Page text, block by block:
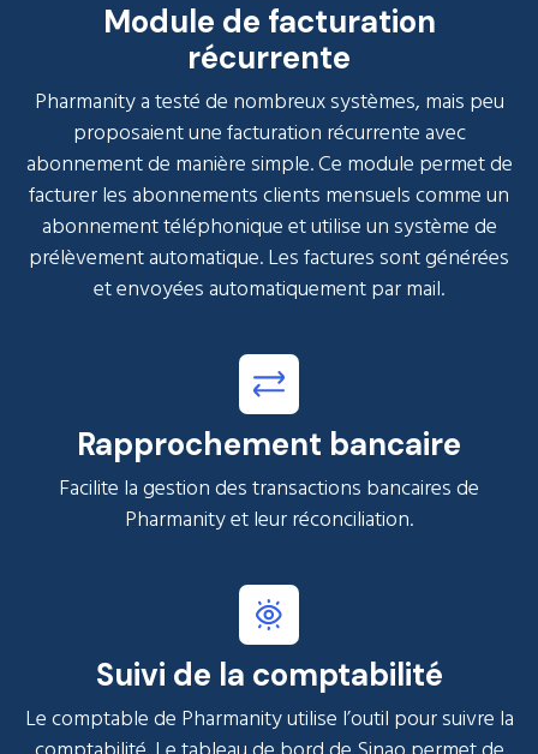
Module de facturation
récurrente
Pharmanity a testé de nombreux systèmes, mais peu
proposaient une facturation récurrente avec
abonnement de manière simple. Ce module permet de
facturer les abonnements clients mensuels comme un
abonnement téléphonique et utilise un système de
prélèvement automatique. Les factures sont générées
et envoyées automatiquement par mail.
Rapprochement bancaire
Facilite la gestion des transactions bancaires de
Pharmanity et leur réconciliation.
Suivi de la comptabilité
Le comptable de Pharmanity utilise l’outil pour suivre la